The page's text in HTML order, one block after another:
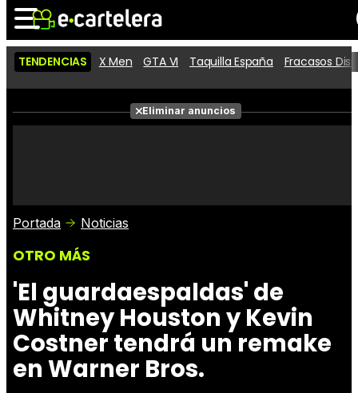
Noticias Cartelera
Películas
Críticas
TENDENCIAS X Men GTA VI Taquilla España Fracasos
Eliminar anuncios
Portada Noticias
OTRO MÁS
'El guardaespaldas' de
Whitney Houston y Kevin
Costner tendrá un remake
en Warner Bros.